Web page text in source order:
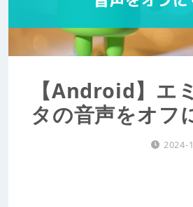
【Android】エ
タの音声をオフ
2024-